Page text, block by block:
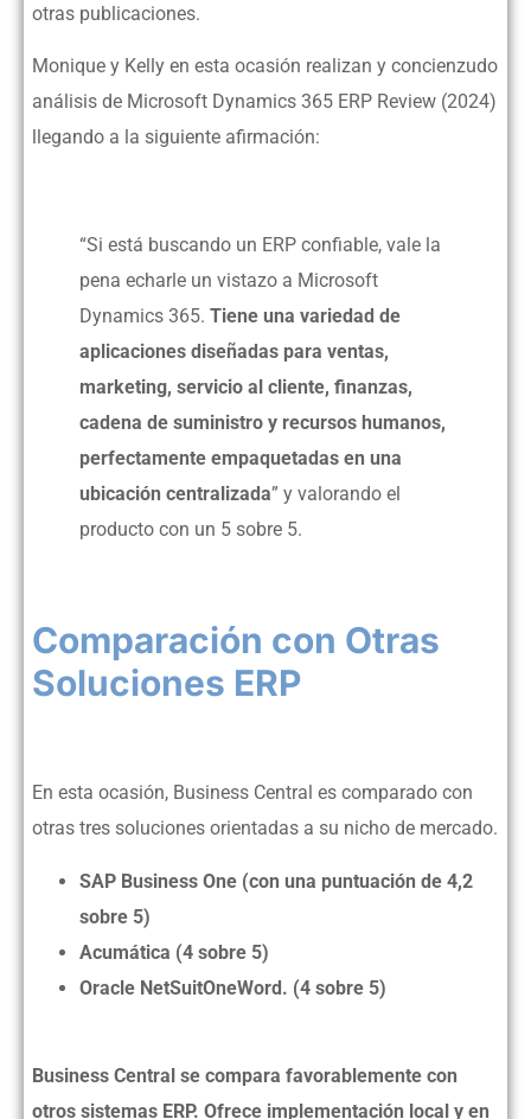
otras publicaciones.
Monique y Kelly en esta ocasión realizan y concienzudo
análisis de Microsoft Dynamics 365 ERP Review (2024)
llegando a la siguiente afirmación:
“Si está buscando un ERP confiable, vale la
pena echarle un vistazo a Microsoft
Dynamics 365. Tiene una variedad de
aplicaciones diseñadas para ventas,
marketing, servicio al cliente, finanzas,
cadena de suministro y recursos humanos,
perfectamente empaquetadas en una
ubicación centralizada” y valorando el
producto con un 5 sobre 5.
Comparación con Otras
Soluciones ERP
En esta ocasión, Business Central es comparado con
otras tres soluciones orientadas a su nicho de mercado.
SAP Business One (con una puntuación de 4,2
sobre 5)
Acumática (4 sobre 5)
Oracle NetSuitOneWord. (4 sobre 5)
Business Central se compara favorablemente con
otros sistemas ERP. Ofrece implementación local y en